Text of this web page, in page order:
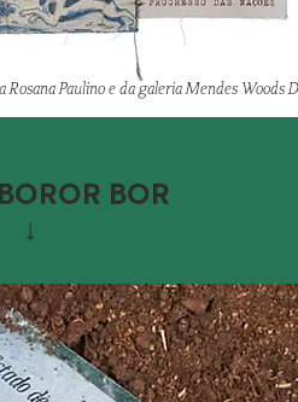
Rosana Paulino e da galeria Mendes Woods
BOR
↓